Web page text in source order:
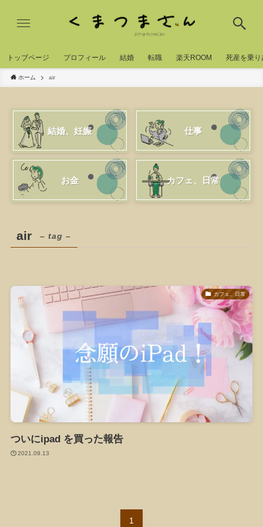
トッブページ プロフィール 結婚 転職 楽天ROOM 死産を乗り
ホーム air
結婚、妊娠 仕事
お金 カフェ、日常
air – tag –
カフェ、日常
ついにipad を買った報告
2021.09.13
1